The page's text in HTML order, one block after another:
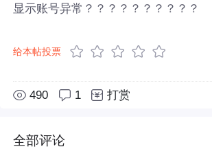
显示账号异常？？？？？？？？？？
给本帖投票
490 1 打赏
全部评论